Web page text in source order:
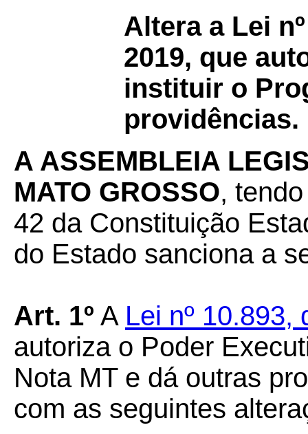
Altera a Lei
2019, que
instituir o
providências.
A ASSEMBLEIA
MATO GROSSO,
42 da Constituição
do Estado sanciona a
Art. 1º A Lei nº 10.893,
autoriza o Poder
Nota MT e dá outras
com as seguintes